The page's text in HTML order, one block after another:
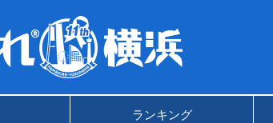
ランキング